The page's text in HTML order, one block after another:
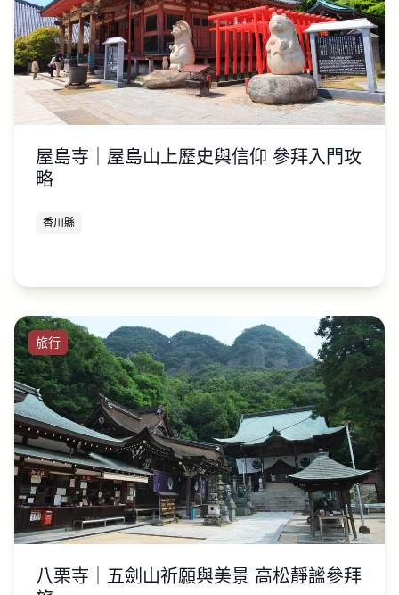
屋島寺｜屋島山上歷史與信仰 參拜入門攻
略
香川縣
旅行
八栗寺｜五劍山祈願與美景 高松靜謐參拜